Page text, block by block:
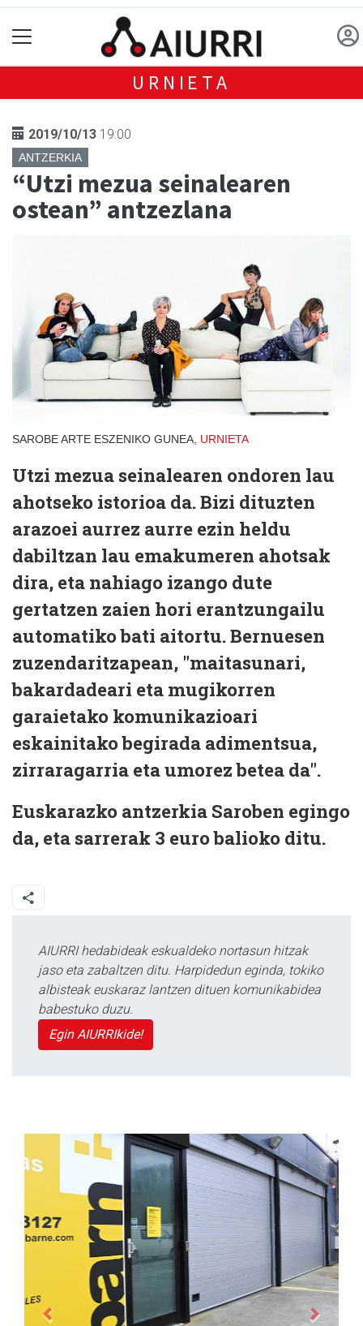
URNIETA
2019/10/13 19:00
ANTZERKIA
“Utzi mezua seinalearen
ostean” antzezlana
SAROBE ARTE ESZENIKO GUNEA, URNIETA
Utzi mezua seinalearen ondoren lau
ahotseko istorioa da. Bizi dituzten
arazoei aurrez aurre ezin heldu
dabiltzan lau emakumeren ahotsak
dira, eta nahiago izango dute
gertatzen zaien hori erantzungailu
automatiko bati aitortu. Bernuesen
zuzendaritzapean, "maitasunari,
bakardadeari eta mugikorren
garaietako komunikazioari
eskainitako begirada adimentsua,
zirraragarria eta umorez betea da".
Euskarazko antzerkia Saroben egingo
da, eta sarrerak 3 euro balioko ditu.
AIURRI hedabideak eskualdeko nortasun hitzak
jaso eta zabaltzen ditu. Harpidedun eginda, tokiko
albisteak euskaraz lantzen dituen komunikabidea
babestuko duzu.
Egin AIURRIkide!
Previous Next